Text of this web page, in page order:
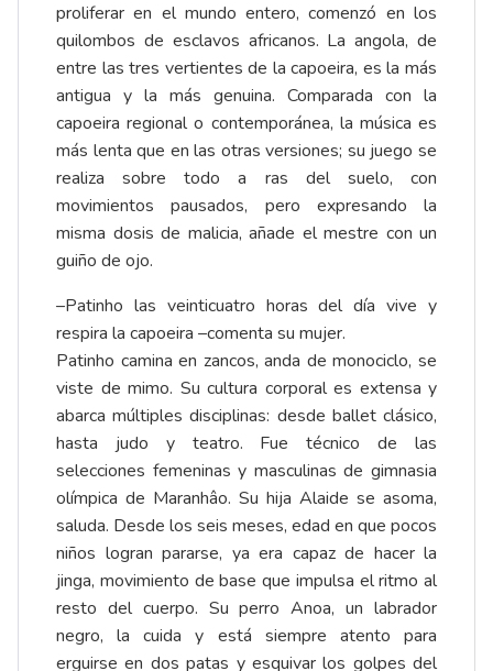
proliferar en el mundo entero, comenzó en los
quilombos de esclavos africanos. La angola, de
entre las tres vertientes de la capoeira, es la más
antigua y la más genuina. Comparada con la
capoeira regional o contemporánea, la música es
más lenta que en las otras versiones; su juego se
realiza sobre todo a ras del suelo, con
movimientos pausados, pero expresando la
misma dosis de malicia, añade el mestre con un
guiño de ojo.
–Patinho las veinticuatro horas del día vive y
respira la capoeira –comenta su mujer.
Patinho camina en zancos, anda de monociclo, se
viste de mimo. Su cultura corporal es extensa y
abarca múltiples disciplinas: desde ballet clásico,
hasta judo y teatro. Fue técnico de las
selecciones femeninas y masculinas de gimnasia
olímpica de Maranhâo. Su hija Alaide se asoma,
saluda. Desde los seis meses, edad en que pocos
niños logran pararse, ya era capaz de hacer la
jinga, movimiento de base que impulsa el ritmo al
resto del cuerpo. Su perro Anoa, un labrador
negro, la cuida y está siempre atento para
erguirse en dos patas y esquivar los golpes del